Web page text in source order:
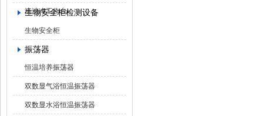
流洁净工作台
生物安全柜检测设备
生物安全柜
振荡器
恒温培养振荡器
双数显气浴恒温振荡器
双数显水浴恒温振荡器